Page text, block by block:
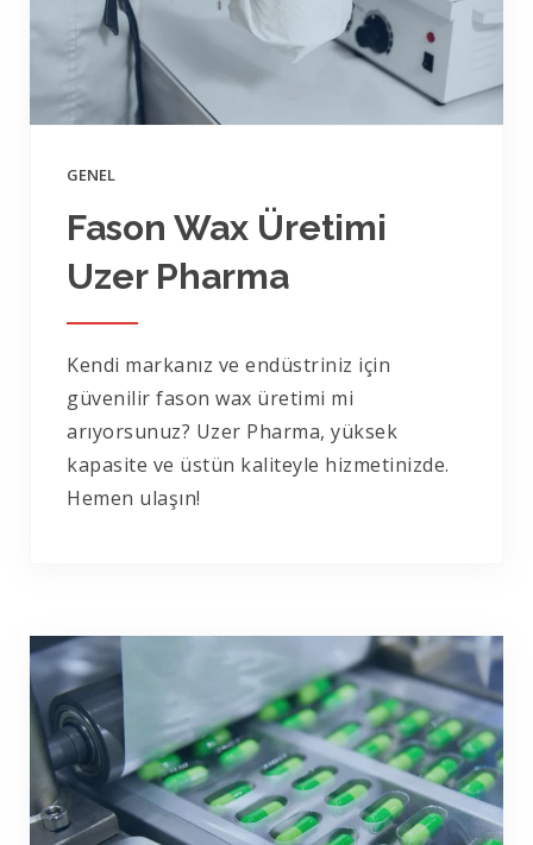
GENEL
Fason Wax Üretimi
Uzer Pharma
Kendi markanız ve endüstriniz için
güvenilir fason wax üretimi mi
arıyorsunuz? Uzer Pharma, yüksek
kapasite ve üstün kaliteyle hizmetinizde.
Hemen ulaşın!